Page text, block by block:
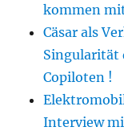
kommen
Cäsar als
Singularität
Copiloten !
Interview